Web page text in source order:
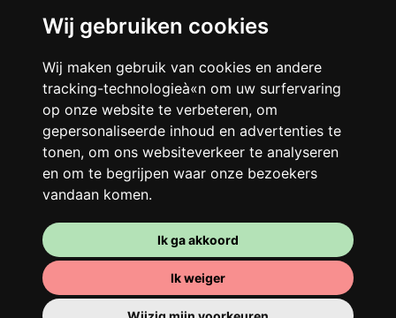
Wij gebruiken cookies
Wij maken gebruik van cookies en andere
tracking-technologieà«n om uw surfervaring
op onze website te verbeteren, om
gepersonaliseerde inhoud en advertenties te
tonen, om ons websiteverkeer te analyseren
en om te begrijpen waar onze bezoekers
vandaan komen.
Ik ga akkoord
Ik weiger
ochtendhumeur... Loft Story, maar dan
Je kamer
Je beschikt er over een volledig ingerichte